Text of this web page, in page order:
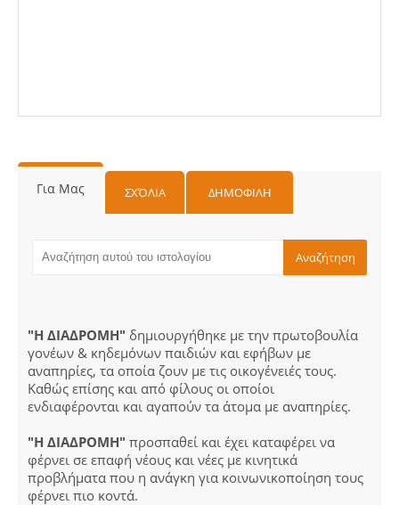
Για Μας ΣΧΌΛΙΑ ΔΗΜΟΦΙΛΗ
"Η ΔΙΑΔΡΟΜΗ" δημιουργήθηκε με την πρωτοβουλία
γονέων & κηδεμόνων παιδιών και εφήβων με
αναπηρίες, τα οποία ζουν με τις οικογένειές τους.
Καθώς επίσης και από φίλους οι οποίοι
ενδιαφέρονται και αγαπούν τα άτομα με αναπηρίες.
"Η ΔΙΑΔΡΟΜΗ" προσπαθεί και έχει καταφέρει να
φέρνει σε επαφή νέους και νέες με κινητικά
προβλήματα που η ανάγκη για κοινωνικοποίηση τους
φέρνει πιο κοντά.